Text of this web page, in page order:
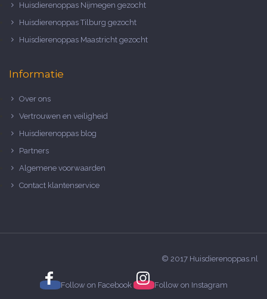
Huisdierenoppas Nijmegen gezocht
Huisdierenoppas Tilburg gezocht
Huisdierenoppas Maastricht gezocht
Informatie
Over ons
Vertrouwen en veiligheid
Huisdierenoppas blog
Partners
Algemene voorwaarden
Contact klantenservice
© 2017 Huisdierenoppas.nl
Follow on Facebook Follow on Instagram